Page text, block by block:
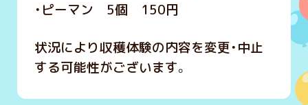
・ピーマン 5個 150円
状況により収穫体験の内容を変更・中止
する可能性がございます。